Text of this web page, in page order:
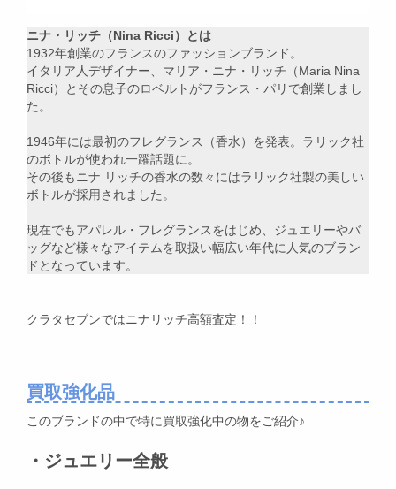
ニナ・リッチ（Nina Ricci）とは
1932年創業のフランスのファッションブランド。
イタリア人デザイナー、マリア・ニナ・リッチ（Maria Nina
Ricci）とその息子のロベルトがフランス・パリで創業しまし
た。
1946年には最初のフレグランス（香水）を発表。ラリック社
のボトルが使われ一躍話題に。
その後もニナ リッチの香水の数々にはラリック社製の美しい
ボトルが採用されました。
現在でもアパレル・フレグランスをはじめ、ジュエリーやバ
ッグなど様々なアイテムを取扱い幅広い年代に人気のブラン
ドとなっています。
クラタセブンではニナリッチ高額査定！！
買取強化品
このブランドの中で特に買取強化中の物をご紹介♪
・ジュエリー全般